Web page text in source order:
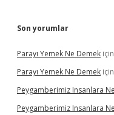
Son yorumlar
Parayı Yemek Ne Demek için
Parayı Yemek Ne Demek için
Peygamberimiz Insanlara
Peygamberimiz Insanlara